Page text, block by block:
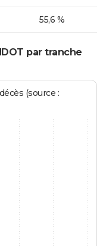
55,6 %
par tranche
(source :